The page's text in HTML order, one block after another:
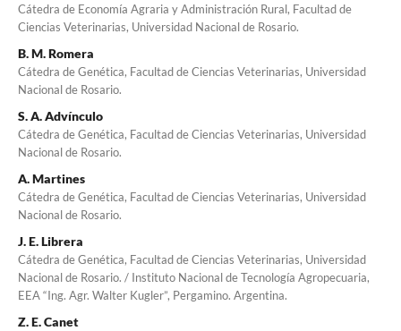
Cátedra de Economía Agraria y Administración Rural, Facultad de
Ciencias Veterinarias, Universidad Nacional de Rosario.
B. M. Romera
Cátedra de Genética, Facultad de Ciencias Veterinarias, Universidad
Nacional de Rosario.
S. A. Advínculo
Cátedra de Genética, Facultad de Ciencias Veterinarias, Universidad
Nacional de Rosario.
A. Martines
Cátedra de Genética, Facultad de Ciencias Veterinarias, Universidad
Nacional de Rosario.
J. E. Librera
Cátedra de Genética, Facultad de Ciencias Veterinarias, Universidad
Nacional de Rosario. / Instituto Nacional de Tecnología Agropecuaria,
EEA “Ing. Agr. Walter Kugler”, Pergamino. Argentina.
Z. E. Canet